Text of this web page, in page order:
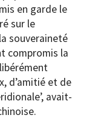
en garde le
sur le
souveraineté
compromis la
d’amitié et de
avait-